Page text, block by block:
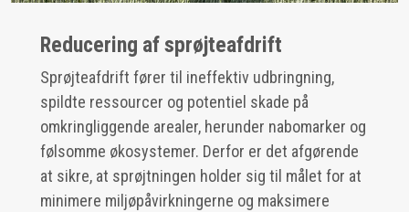
Reducering af sprøjteafdrift
Sprøjteafdrift fører til ineffektiv udbringning,
spildte ressourcer og potentiel skade på
omkringliggende arealer, herunder nabomarker og
følsomme økosystemer. Derfor er det afgørende
at sikre, at sprøjtningen holder sig til målet for at
minimere miljøpåvirkningerne og maksimere